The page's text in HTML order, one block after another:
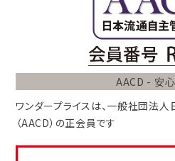
AACD - 安
ワンダープライスは、 一般社団法人
（AACD） の正会員です